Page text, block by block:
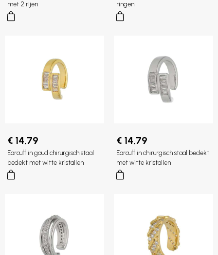
met 2 rijen
ringen
€ 14,79
Earcuff in goud chirurgisch staal
bedekt met witte kristallen
€ 14,79
Earcuff in chirurgisch staal bedekt
met witte kristallen